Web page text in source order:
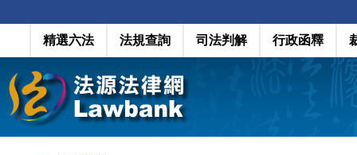
精選六法 法規查詢 司法判解 行政函釋